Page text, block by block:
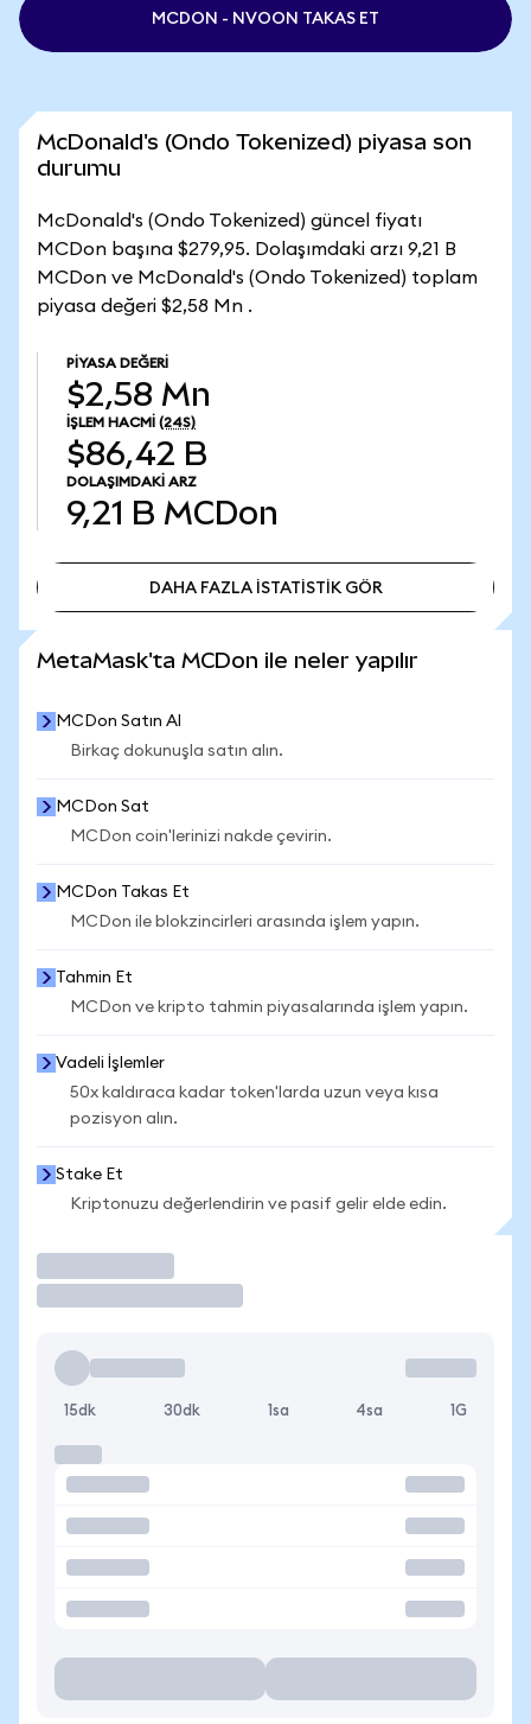
MCDON - NVOON TAKAS ET
McDonald's (Ondo Tokenized) piyasa son
durumu
McDonald's (Ondo Tokenized) güncel fiyatı
MCDon başına $279,95. Dolaşımdaki arzı 9,21 B
MCDon ve McDonald's (Ondo Tokenized) toplam
piyasa değeri $2,58 Mn .
PIYASA DEĞERI
$2,58 Mn
İŞLEM HACMI (24S)
$86,42 B
DOLAŞIMDAKI ARZ
9,21 B MCDon
DAHA FAZLA İSTATİSTİK GÖR
MetaMask'ta MCDon ile neler yapılır
MCDon Satın Al
Birkaç dokunuşla satın alın.
MCDon Sat
MCDon coin'lerinizi nakde çevirin.
MCDon Takas Et
MCDon ile blokzincirleri arasında işlem yapın.
Tahmin Et
MCDon ve kripto tahmin piyasalarında işlem yapın.
Vadeli İşlemler
50x kaldıraca kadar token'larda uzun veya kısa
pozisyon alın.
Stake Et
Kriptonuzu değerlendirin ve pasif gelir elde edin.
15dk 30dk 1sa 4sa 1G